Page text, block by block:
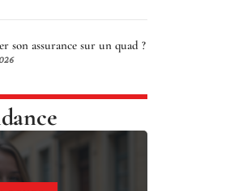
son assurance sur un quad ?